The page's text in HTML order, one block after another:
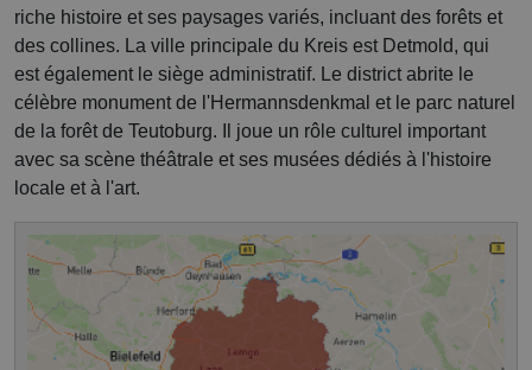
riche histoire et ses paysages variés, incluant des forêts et
des collines. La ville principale du Kreis est Detmold, qui
est également le siège administratif. Le district abrite le
célèbre monument de l'Hermannsdenkmal et le parc naturel
de la forêt de Teutoburg. Il joue un rôle culturel important
avec sa scène théâtrale et ses musées dédiés à l'histoire
locale et à l'art.